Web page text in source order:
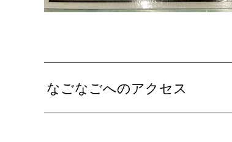
なごなごへのアクセス